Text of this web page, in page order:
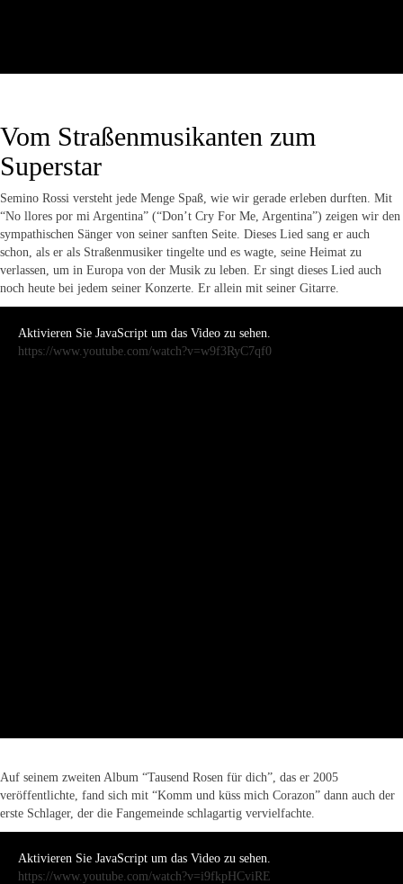
Vom Straßenmusikanten zum
Superstar
Semino Rossi versteht jede Menge Spaß, wie wir gerade erleben durften. Mit
“No llores por mi Argentina” (“Don’t Cry For Me, Argentina”) zeigen wir den
sympathischen Sänger von seiner sanften Seite. Dieses Lied sang er auch
schon, als er als Straßenmusiker tingelte und es wagte, seine Heimat zu
verlassen, um in Europa von der Musik zu leben. Er singt dieses Lied auch
noch heute bei jedem seiner Konzerte. Er allein mit seiner Gitarre.
Aktivieren Sie JavaScript um das Video zu sehen.
https://www.youtube.com/watch?v=w9f3RyC7qf0
Auf seinem zweiten Album “Tausend Rosen für dich”, das er 2005
veröffentlichte, fand sich mit “Komm und küss mich Corazon” dann auch der
erste Schlager, der die Fangemeinde schlagartig vervielfachte.
Aktivieren Sie JavaScript um das Video zu sehen.
https://www.youtube.com/watch?v=i9fkpHCviRE